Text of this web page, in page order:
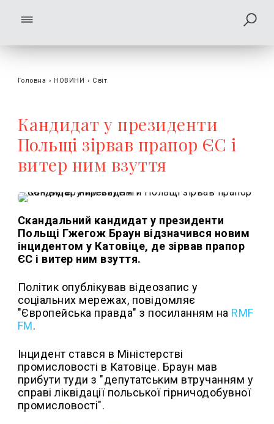
Головна › НОВИНИ › Світ
Кандидат у президенти
Польщі зірвав прапор ЄС і
витер ним взуття
Скандальний кандидат у президенти
Польщі Гжегож Браун відзначився новим
інцидентом у Катовіце, де зірвав прапор
ЄС і витер ним взуття.
Політик опублікував відеозапис у
соціальних мережах, повідомляє
"Європейська правда" з посиланням на RMF
FM.
Інцидент стався в Міністерстві
промисловості в Катовіце. Браун мав
прибути туди з "депутатським втручанням у
справі ліквідації польської гірничодобувної
промисловості".